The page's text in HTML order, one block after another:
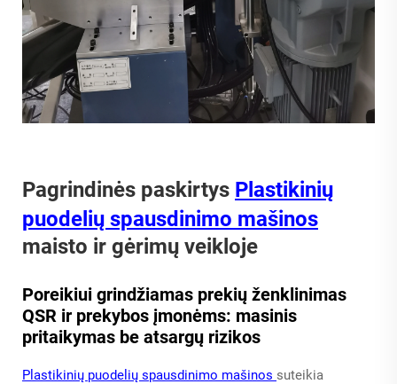
Pagrindinės paskirtys Plastikinių
puodelių spausdinimo mašinos
maisto ir gėrimų veikloje
Poreikiui grindžiamas prekių ženklinimas
QSR ir prekybos įmonėms: masinis
pritaikymas be atsargų rizikos
Plastikinių puodelių spausdinimo mašinos suteikia